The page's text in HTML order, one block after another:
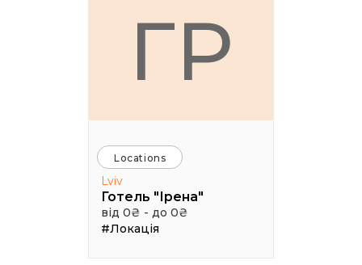
ГР
Locations
Lviv
Готель "Ірена"
від 0₴ - до 0₴
#Локація